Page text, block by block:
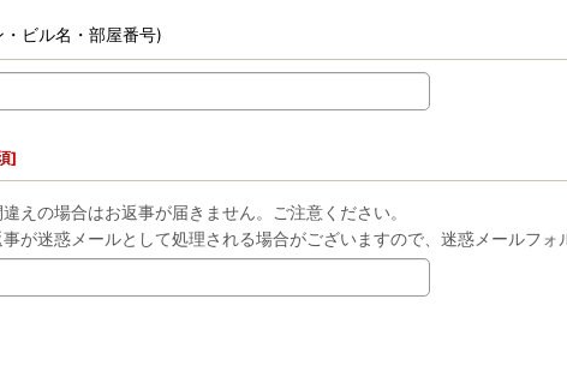
・ビル名・部屋番号)
]
えの場合はお返事が届きません。ご注意ください。
が迷惑メールとして処理される場合がございますので、迷惑メールフォ